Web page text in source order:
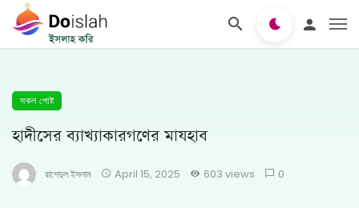
সকল পোষ্ট
হাদীসের ব্যাখ্যাকারগণের মাযহাব
রাশেদুল ইসলাম April 15, 2025 603 views 0